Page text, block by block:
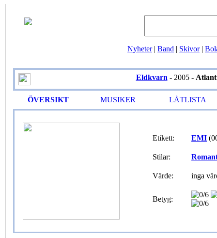
Nyheter| Band | Skivor|
Eldkvarn - 2005 -
ÖVERSIKT MUSIKER LÅTLISTA
Etikett: EMI
Stilar:
Värde: inga
Betyg: